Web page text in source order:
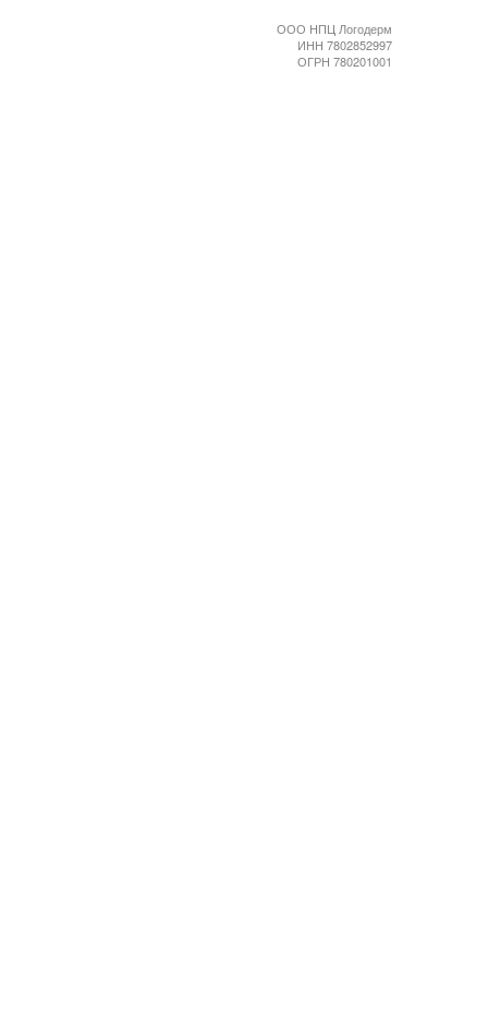
ООО НПЦ Логодерм
ИНН 7802852997
ОГРН 780201001